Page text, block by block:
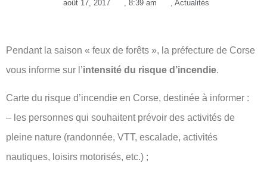
août 17, 2017 8:39 am Actualités
Pendant la saison « feux de forêts », la préfecture de Corse
vous informe sur l’intensité du risque d’incendie.
Carte du risque d’incendie en Corse, destinée à informer :
– les personnes qui souhaitent prévoir des activités de
pleine nature (randonnée, VTT, escalade, activités
nautiques, loisirs motorisés, etc.) ;